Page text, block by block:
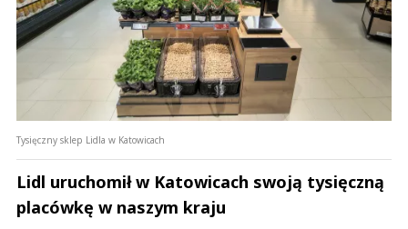
Prześlij komentarz
Tysięczny sklep Lidla w Katowicach
Lidl uruchomił w Katowicach swoją tysięczną
placówkę w naszym kraju